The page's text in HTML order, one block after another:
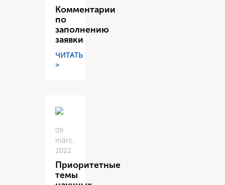
Комментарии
по
заполнению
заявки
ЧИТАТЬ
>
09
márc.
2022
Приоритетные
темы